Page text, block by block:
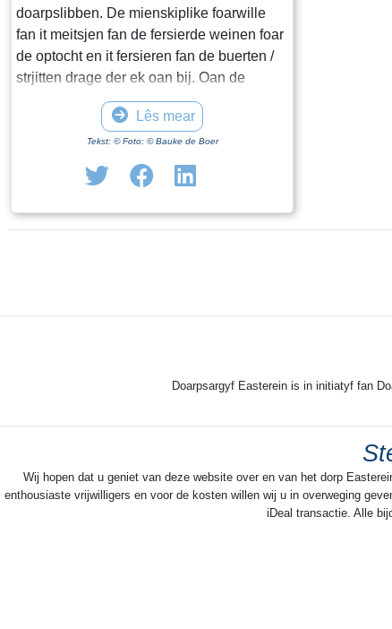
doarpslibben. De mienskiplike foarwille
fan it meitsjen fan de fersierde weinen foar
de optocht en it fersieren fan de buerten /
strjitten drage der ek oan bij. Oan de
spultsjes foar de bern en fansels it
keatsen, it follyebal en it klaverjassen
docht elk mei. It doarp libbet twa dagen op
it feestterrein wert iten en drinken folop te
krijen is. Mei it meitsjen en fersieren fan
kompetysje ûnderinoar. It feest soarget
in middel om de koheezje fêst te hâlden yn
Lês mear
Tekst: © Foto: © Bauke de Boer
Doarpsargyf Easterein is in initiatyf fan
Wij hopen dat u geniet van deze website over en van het dorp
enthousiaste vrijwilligers en voor de kosten willen wij u in overweging
iDeal transactie. Alle